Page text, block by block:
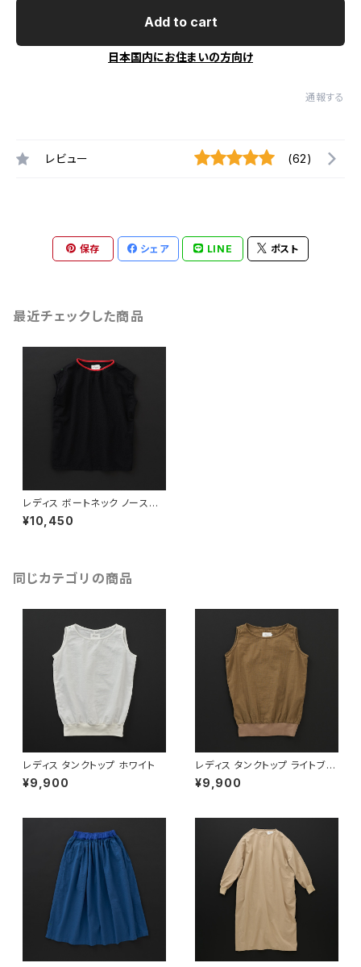
Add to cart
日本国内にお住まいの方向け
通報する
レビュー (62)
保存 シェア LINE ポスト
最近チェックした商品
レディス ボートネック ノースリ
ーブ 黒×赤
¥10,450
同じカテゴリの商品
レディス タンクトップ ホワイト
¥9,900
レディス タンクトップ ライトブラ
ウン
¥9,900